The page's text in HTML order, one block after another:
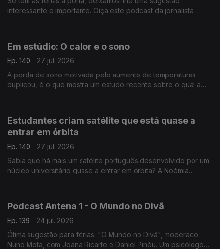
interessante e importante. Oiça este podcast da jornalista
Em estúdio: O calor e o sono
Ep. 140
27 jul. 2026
A perda de sono motivada pelo aumento de temperaturas
duplicou, é o que mostra um estudo recente sobre o qual a
Estudantes criam satélite que está quase a
entrar em órbita
Ep. 140
27 jul. 2026
Sabia que há mais um satélite português desenvolvido por um
núcleo universitário quase a entrar em órbita? A Noémia
Podcast Antena 1 - O Mundo no Divã
Ep. 139
24 jul. 2026
Ótima sugestão para férias: "O Mundo no Divã", moderado
Nuno Mota, com Joana Ricarte e Daniel Pinéu. Um psicólogo